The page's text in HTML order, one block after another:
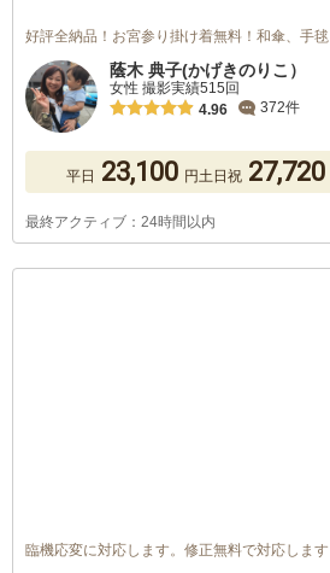
好評全納品！お宮参り掛け着無料！和傘、手毬
蔭木 典子(かげきのりこ）
女性 撮影実績515回
4.96
372件
平日 23,100 円土日祝 27,720
最終アクティブ：24時間以内
臨機応変に対応します。修正無料で対応します